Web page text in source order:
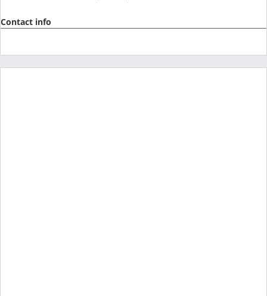
Contact info